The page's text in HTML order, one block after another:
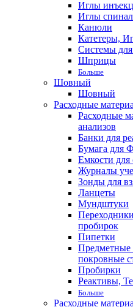
Иглы
Иглы
Канюли
Катетеры,
Системы
Шприцы
Больше
Шовный
Шовный
Расходные
Расходные
анализов
Банки для
Бумага для
Емкости для
Журналы
Зонды для
Ланцеты
Мундштуки
пробирок
Пипетки
Предметные
покровные
Пробирки
Реактивы,
Больше
Расходные